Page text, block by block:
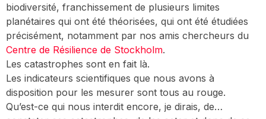
biodiversité, franchissement de plusieurs limites
planétaires qui ont été théorisées, qui ont été étudiées
précisément, notamment par nos amis chercheurs du
Centre de Résilience de Stockholm.
Les catastrophes sont en fait là.
Les indicateurs scientifiques que nous avons à
disposition pour les mesurer sont tous au rouge.
Qu’est-ce qui nous interdit encore, je dirais, de…